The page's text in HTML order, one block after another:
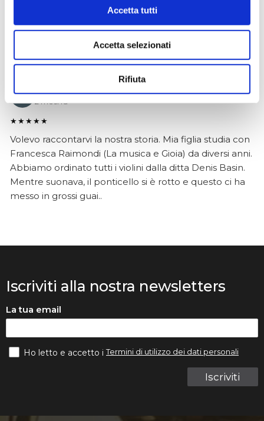
Accetta tutti
Accetta selezionati
Rifiuta
imballato e conforme alla descrizione. Il negozio si è
dimostrato serio e professionale,..
2 mesi fa
★★★★★
Volevo raccontarvi la nostra storia. Mia figlia studia con
Francesca Raimondi (La musica e Gioia) da diversi anni.
Abbiamo ordinato tutti i violini dalla ditta Denis Basin.
Mentre suonava, il ponticello si è rotto e questo ci ha
messo in grossi guai..
Iscriviti alla nostra newsletters
La tua email
Iscriviti
Ho letto e accetto iTermini di utilizzo dei dati personali